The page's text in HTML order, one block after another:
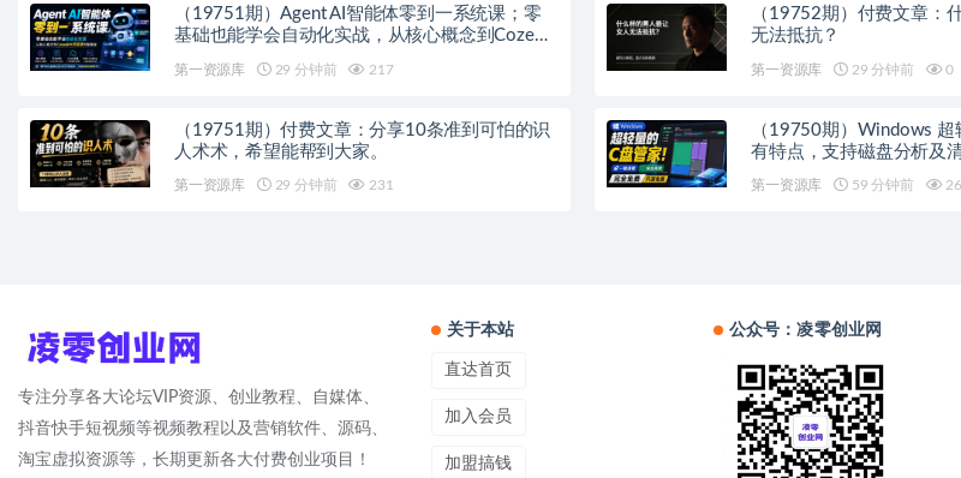
（19751期）Agent AI智能体零到一系统课；零
基础也能学会自动化实战，从核心概念到Coze工
第一资源库 29 分钟前 217
（19752期）付费文章：
无法抵抗？
第一资源库 29 分钟前 0
（19751期）付费文章：分享10条准到可怕的识
人术术，希望能帮到大家。
第一资源库 29 分钟前 231
（19750期）Windows
有特点，支持磁盘分析及
第一资源库 59 分钟前
专注分享各大论坛VIP资源、创业教程、自媒体、
抖音快手短视频等视频教程以及营销软件、源码、
淘宝虚拟资源等，长期更新各大付费创业项目！
关于本站
直达首页
加入会员
加盟搞钱
公众号：凌零创业网